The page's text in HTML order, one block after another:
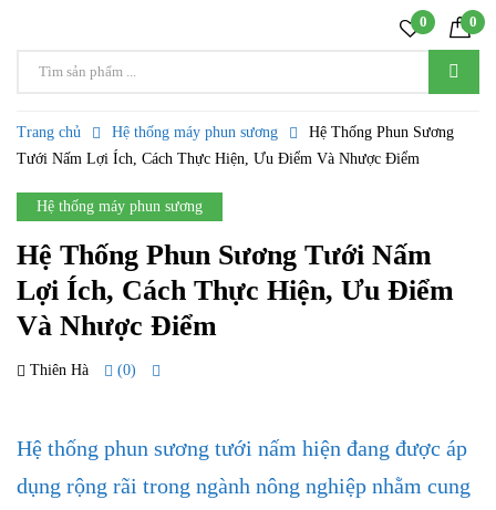
0 0
Trang chủ Hệ thống máy phun sương
Hệ Thống Phun Sương
Tưới Nấm Lợi Ích, Cách Thực Hiện, Ưu Điểm Và Nhược Điểm
Hệ thống máy phun sương
Hệ Thống Phun Sương Tưới Nấm
Lợi Ích, Cách Thực Hiện, Ưu Điểm
Và Nhược Điểm
Thiên Hà (0)
Hệ thống phun sương tưới nấm hiện đang được áp
dụng rộng rãi trong ngành nông nghiệp nhằm cung